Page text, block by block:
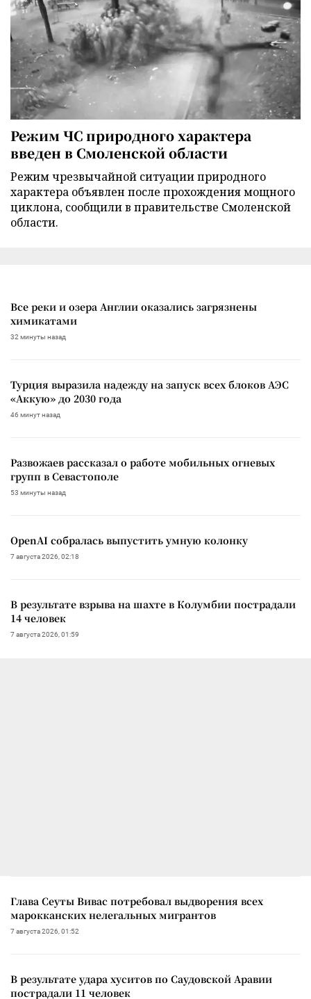
Режим ЧС природного характера
введен в Смоленской области
Режим чрезвычайной ситуации природного
характера объявлен после прохождения мощного
циклона, сообщили в правительстве Смоленской
области.
Все реки и озера Англии оказались загрязнены
химикатами
32 минуты назад
Турция выразила надежду на запуск всех блоков АЭС
«Аккую» до 2030 года
46 минут назад
Развожаев рассказал о работе мобильных огневых
групп в Севастополе
53 минуты назад
OpenAI собралась выпустить умную колонку
7 августа 2026, 02:18
В результате взрыва на шахте в Колумбии пострадали
14 человек
7 августа 2026, 01:59
Глава Сеуты Вивас потребовал выдворения всех
марокканских нелегальных мигрантов
7 августа 2026, 01:52
В результате удара хуситов по Саудовской Аравии
пострадали 11 человек